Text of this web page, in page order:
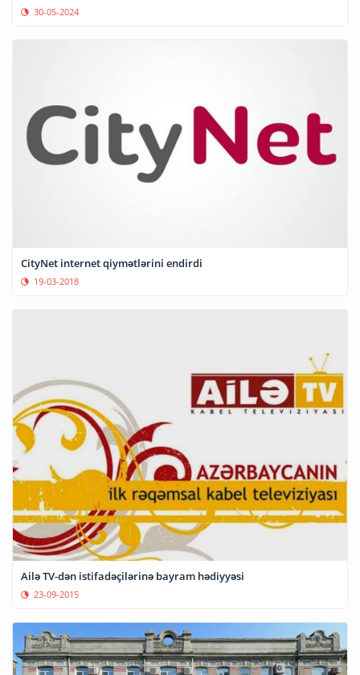
30-05-2024
CityNet internet qiymətlərini endirdi
19-03-2018
Ailə TV-dən istifadəçilərinə bayram hədiyyəsi
23-09-2015